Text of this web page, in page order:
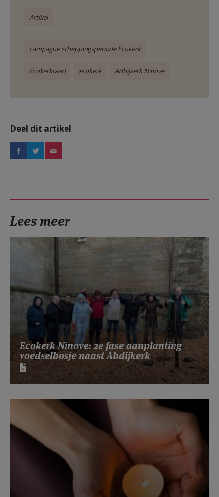
Artikel
campagne scheppingsperiode Ecokerk
Ecokerkraad ecokerk Adbijkerk Ninove
Deel dit artikel
Lees meer
Ecokerk Ninove: 2e fase aanplanting
voedselbosje naast Abdijkerk